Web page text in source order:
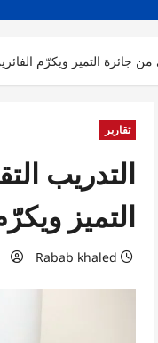
جائزة التميز ويكرّم
تقارير
التدريب
التميز
Rabab khaled